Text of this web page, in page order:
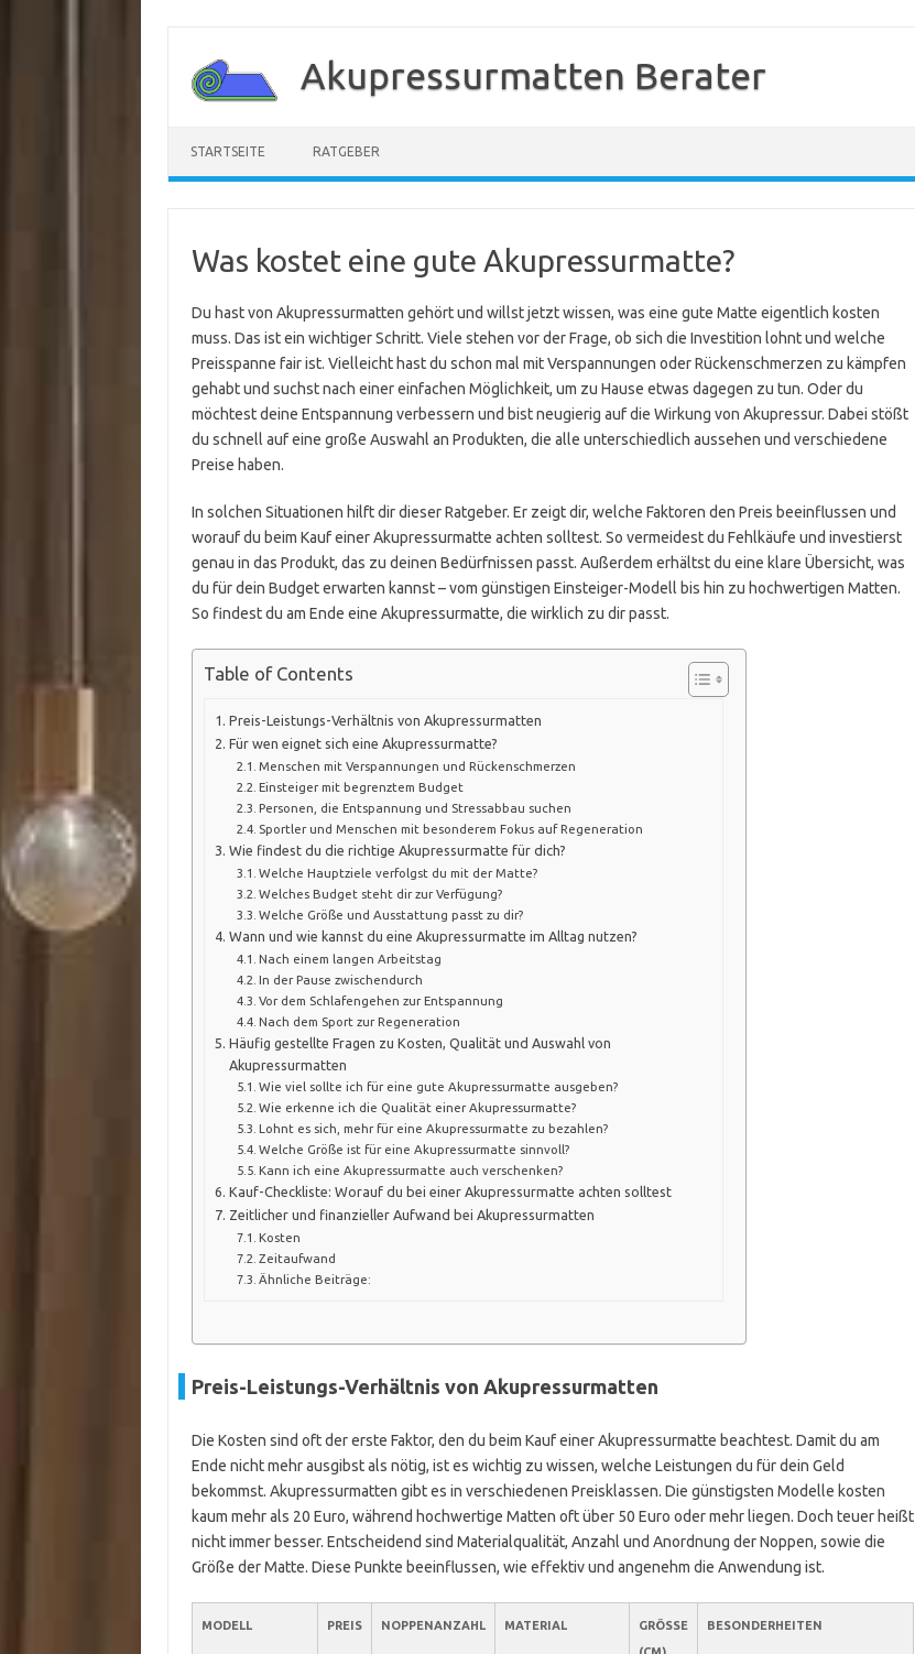
springen
Akupressurmatten Berater
STARTSEITE RATGEBER
Was kostet eine gute Akupressurmatte?
Du hast von Akupressurmatten gehört und willst jetzt wissen, was eine gute Matte eigentlich kosten
muss. Das ist ein wichtiger Schritt. Viele stehen vor der Frage, ob sich die Investition lohnt und welche
Preisspanne fair ist. Vielleicht hast du schon mal mit Verspannungen oder Rückenschmerzen zu kämpfen
gehabt und suchst nach einer einfachen Möglichkeit, um zu Hause etwas dagegen zu tun. Oder du
möchtest deine Entspannung verbessern und bist neugierig auf die Wirkung von Akupressur. Dabei stößt
du schnell auf eine große Auswahl an Produkten, die alle unterschiedlich aussehen und verschiedene
Preise haben.
In solchen Situationen hilft dir dieser Ratgeber. Er zeigt dir, welche Faktoren den Preis beeinflussen und
worauf du beim Kauf einer Akupressurmatte achten solltest. So vermeidest du Fehlkäufe und investierst
genau in das Produkt, das zu deinen Bedürfnissen passt. Außerdem erhältst du eine klare Übersicht, was
du für dein Budget erwarten kannst – vom günstigen Einsteiger-Modell bis hin zu hochwertigen Matten.
So findest du am Ende eine Akupressurmatte, die wirklich zu dir passt.
Table of Contents
Preis-Leistungs-Verhältnis von Akupressurmatten
Für wen eignet sich eine Akupressurmatte?
Menschen mit Verspannungen und Rückenschmerzen
Einsteiger mit begrenztem Budget
Personen, die Entspannung und Stressabbau suchen
Sportler und Menschen mit besonderem Fokus auf Regeneration
Wie findest du die richtige Akupressurmatte für dich?
Welche Hauptziele verfolgst du mit der Matte?
Welches Budget steht dir zur Verfügung?
Welche Größe und Ausstattung passt zu dir?
Wann und wie kannst du eine Akupressurmatte im Alltag nutzen?
Nach einem langen Arbeitstag
In der Pause zwischendurch
Vor dem Schlafengehen zur Entspannung
Nach dem Sport zur Regeneration
Häufig gestellte Fragen zu Kosten, Qualität und Auswahl von
Akupressurmatten
Wie viel sollte ich für eine gute Akupressurmatte ausgeben?
Wie erkenne ich die Qualität einer Akupressurmatte?
Lohnt es sich, mehr für eine Akupressurmatte zu bezahlen?
Welche Größe ist für eine Akupressurmatte sinnvoll?
Kann ich eine Akupressurmatte auch verschenken?
Kauf-Checkliste: Worauf du bei einer Akupressurmatte achten solltest
Zeitlicher und finanzieller Aufwand bei Akupressurmatten
Kosten
Zeitaufwand
Ähnliche Beiträge:
Preis-Leistungs-Verhältnis von Akupressurmatten
Die Kosten sind oft der erste Faktor, den du beim Kauf einer Akupressurmatte beachtest. Damit du am
Ende nicht mehr ausgibst als nötig, ist es wichtig zu wissen, welche Leistungen du für dein Geld
bekommst. Akupressurmatten gibt es in verschiedenen Preisklassen. Die günstigsten Modelle kosten
kaum mehr als 20 Euro, während hochwertige Matten oft über 50 Euro oder mehr liegen. Doch teuer heißt
nicht immer besser. Entscheidend sind Materialqualität, Anzahl und Anordnung der Noppen, sowie die
Größe der Matte. Diese Punkte beeinflussen, wie effektiv und angenehm die Anwendung ist.
MODELL PREIS NOPPENANZAHL MATERIAL
GRÖSSE (
BESONDERHEITEN